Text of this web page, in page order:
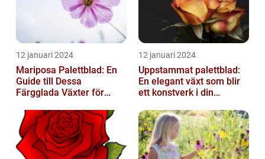
12 januari 2024
Mariposa Palettblad: En
Guide till Dessa
Färgglada Växter för
12 januari 2024
Uppstammat palettblad:
En elegant växt som blir
ett konstverk i din